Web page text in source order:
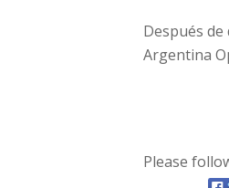
Después
Argentina
Please